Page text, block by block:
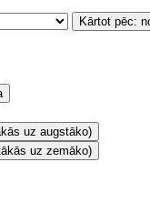
Kārtot pēc:
uz augstāko)
uz zemāko)